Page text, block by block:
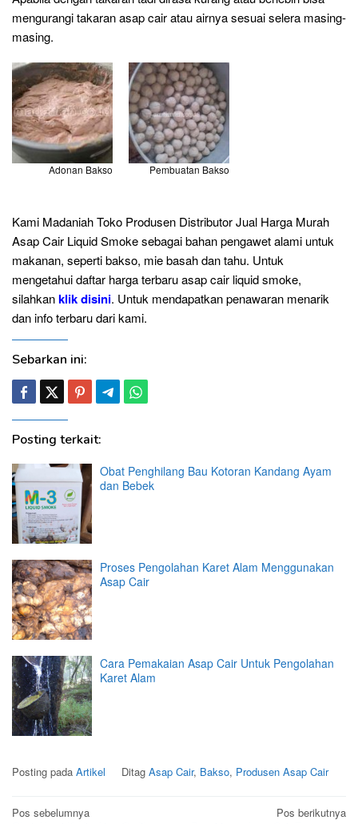
mengurangi takaran asap cair atau airnya sesuai selera masing-
masing.
Adonan Bakso Pembuatan Bakso
Kami Madaniah Toko Produsen Distributor Jual Harga Murah
Asap Cair Liquid Smoke sebagai bahan pengawet alami untuk
makanan, seperti bakso, mie basah dan tahu. Untuk
mengetahui daftar harga terbaru asap cair liquid smoke,
silahkanklik disini. Untuk mendapatkan penawaran menarik
dan info terbaru dari kami.
Sebarkan ini:
Posting terkait:
Obat Penghilang Bau Kotoran Kandang Ayam
dan Bebek
Proses Pengolahan Karet Alam Menggunakan
Asap Cair
Cara Pemakaian Asap Cair Untuk Pengolahan
Karet Alam
Posting pada Artikel Ditag Asap Cair, Bakso, Produsen Asap Cair
Navigasi
Pos sebelumnya
Pos berikutnya